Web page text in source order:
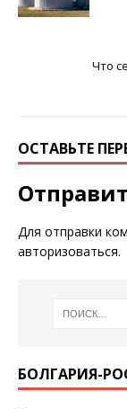
Что
ОСТАВЬТЕ
Для отправки
авторизоваться.
БОЛГАРИЯ-